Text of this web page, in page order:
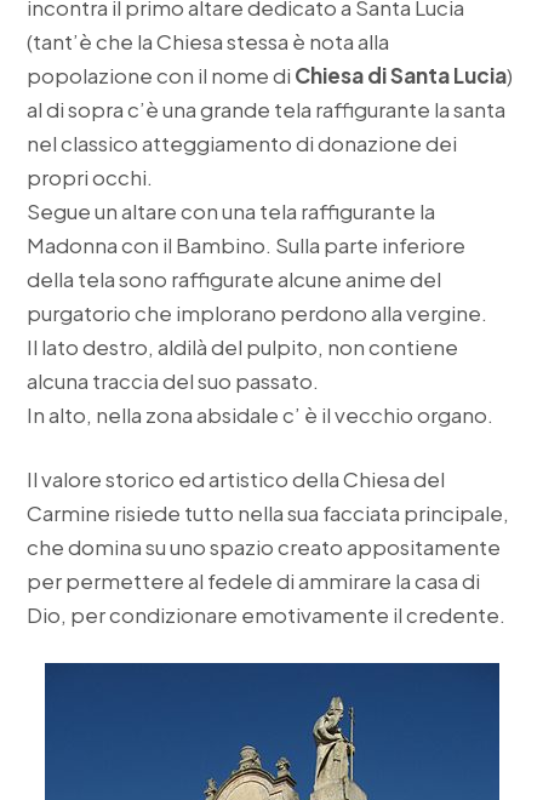
incontra il primo altare dedicato a Santa Lucia
(tant’è che la Chiesa stessa è nota alla
popolazione con il nome di Chiesa di Santa Lucia)
al di sopra c’è una grande tela raffigurante la santa
nel classico atteggiamento di donazione dei
propri occhi.
Segue un altare con una tela raffigurante la
Madonna con il Bambino. Sulla parte inferiore
della tela sono raffigurate alcune anime del
purgatorio che implorano perdono alla vergine.
Il lato destro, aldilà del pulpito, non contiene
alcuna traccia del suo passato.
In alto, nella zona absidale c’ è il vecchio organo.
Il valore storico ed artistico della Chiesa del
Carmine risiede tutto nella sua facciata principale,
che domina su uno spazio creato appositamente
per permettere al fedele di ammirare la casa di
Dio, per condizionare emotivamente il credente.